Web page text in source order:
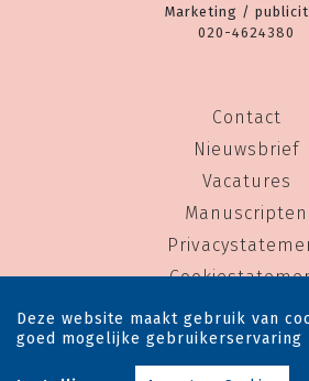
Marketing /
020-4624380
Contact
Nieuwsbrief
Vacatures
Manuscripten
Cookie-
Deze website maakt gebruik van
goed mogelijke gebruikerservaring